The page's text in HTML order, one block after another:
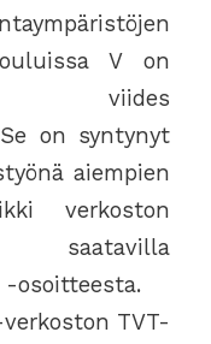
V on
viides
on syntynyt
aiempien
verkoston
osoitteesta.
TVT-